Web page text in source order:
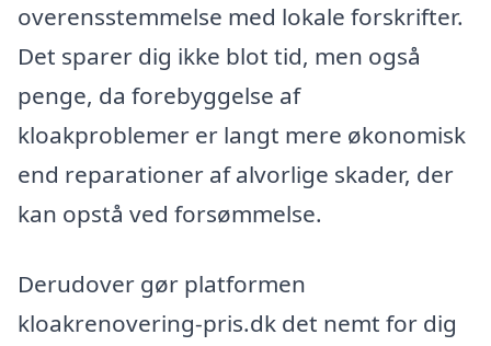
overensstemmelse med lokale forskrifter.
Det sparer dig ikke blot tid, men også
penge, da forebyggelse af
kloakproblemer er langt mere økonomisk
end reparationer af alvorlige skader, der
kan opstå ved forsømmelse.
Derudover gør platformen
kloakrenovering-pris.dk det nemt for dig